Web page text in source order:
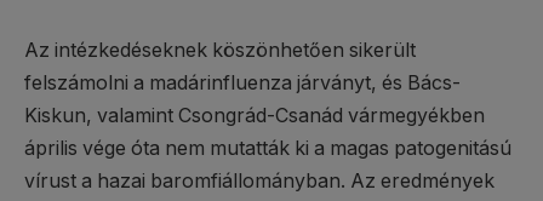
Az intézkedéseknek köszönhetően sikerült
felszámolni a madárinfluenza járványt, és Bács-
Kiskun, valamint Csongrád-Csanád vármegyékben
április vége óta nem mutatták ki a magas patogenitású
vírust a hazai baromfiállományban. Az eredmények